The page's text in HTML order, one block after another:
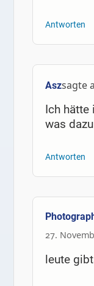
Antworten
Aszsagte
Ich hätte
was
Antworten
27.
leute